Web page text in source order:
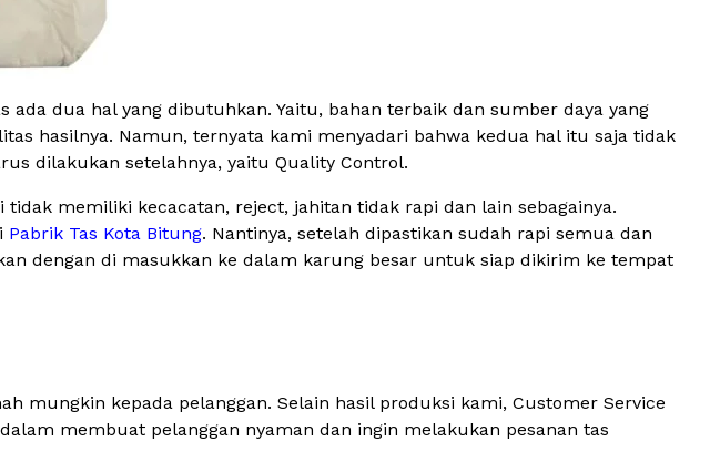
dua hal yang dibutuhkan. Yaitu, bahan terbaik dan sumber daya yang
hasilnya. Namun, ternyata kami menyadari bahwa kedua hal itu saja tidak
dilakukan setelahnya, yaitu Quality Control.
memiliki kecacatan, reject, jahitan tidak rapi dan lain sebagainya.
Pabrik Tas Kota Bitung. Nantinya, setelah dipastikan sudah rapi semua dan
dengan di masukkan ke dalam karung besar untuk siap dikirim ke tempat
mungkin kepada pelanggan. Selain hasil produksi kami, Customer Service
membuat pelanggan nyaman dan ingin melakukan pesanan tas